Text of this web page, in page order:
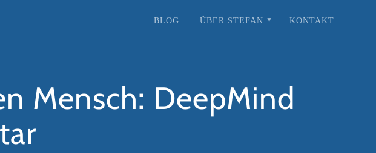
BLOG ÜBER STEFAN KONTAKT
Mensch: DeepMind